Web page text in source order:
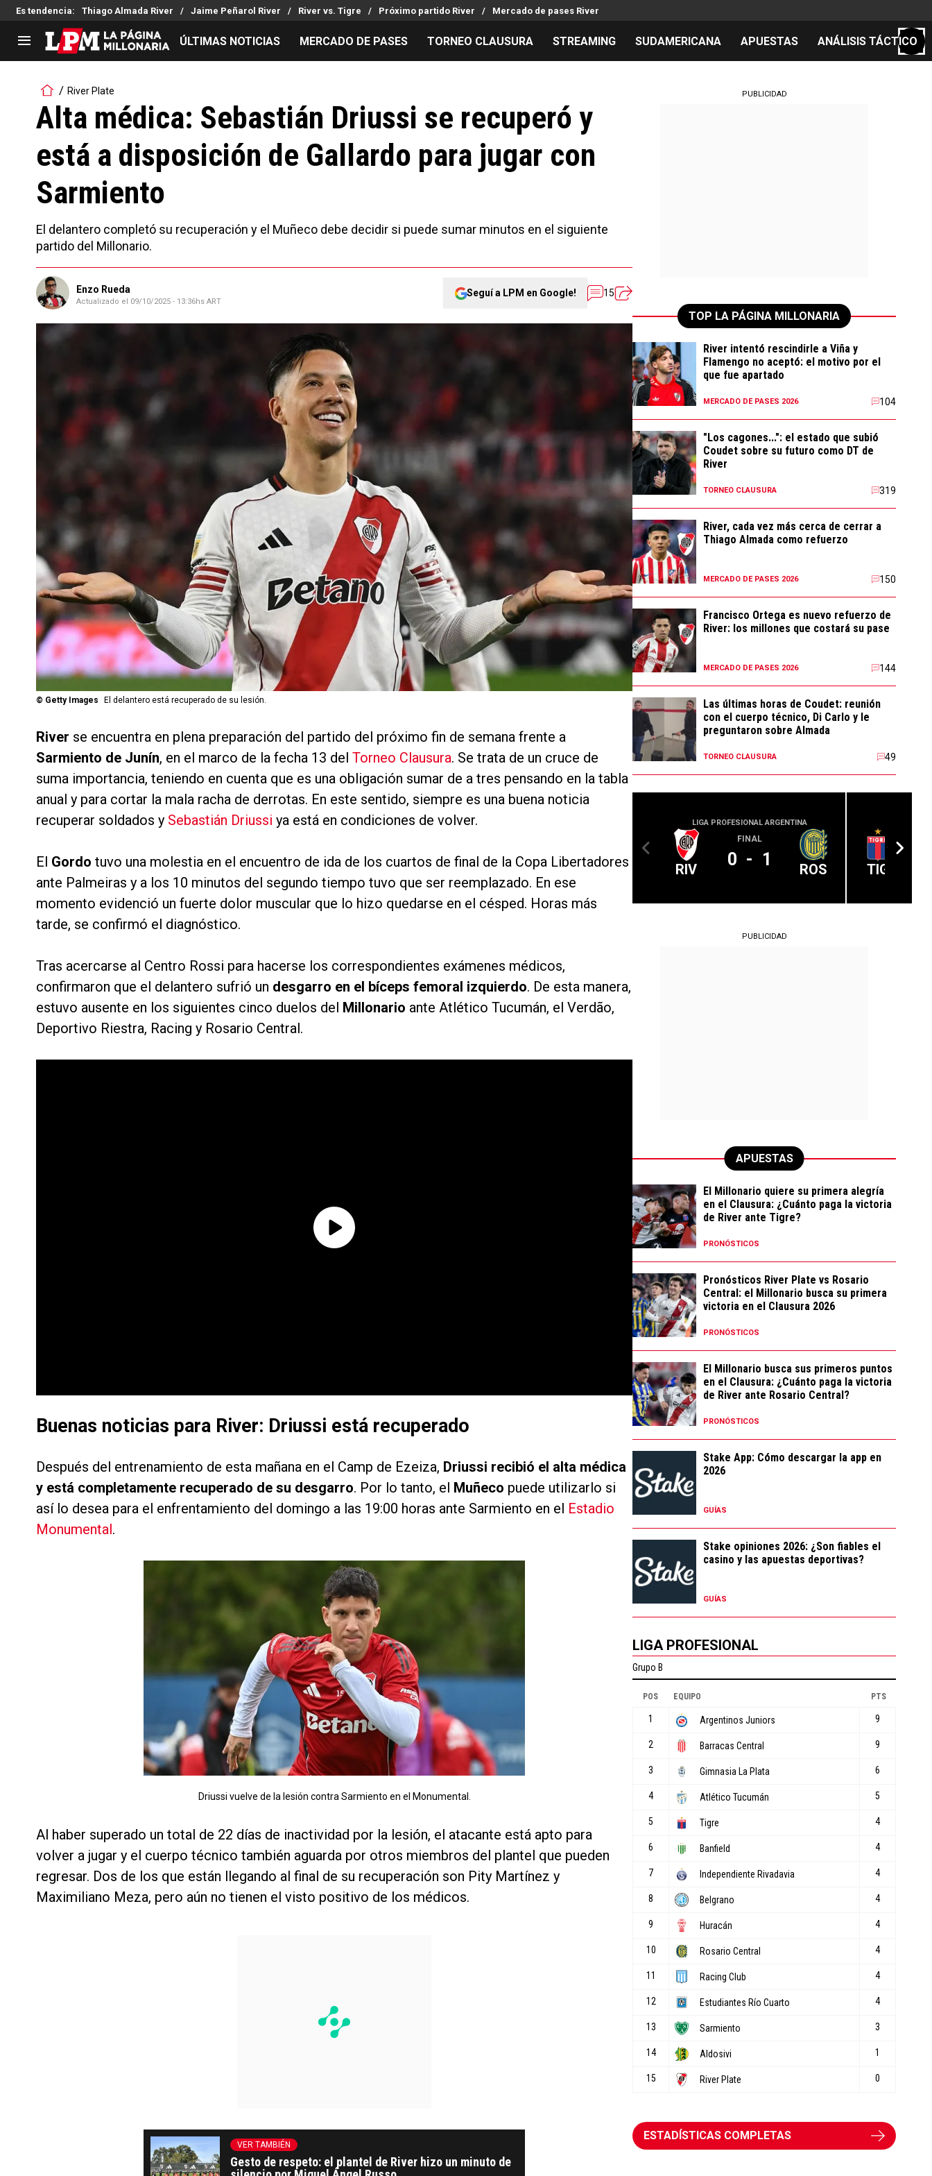
Es tendencia: Thiago Almada River Jaime Peñarol River River vs. Tigre Próximo partido River Mercado de pases River
LIGA PROFESIONAL
Noticias
Tabla de posiciones
Fixture
Reserva
Copa Sudamericana
Copa Argentina
Selección Argentina
Mercado de Pases
Análisis tácticos
Juanfer Quintero
Chacho Coudet
Entradas
Los goles de River
Guías
Pronósticos
ÚLTIMAS NOTICIAS MERCADO DE PASES TORNEO CLAUSURA STREAMING SUDAMERICANA APUESTAS ANÁLISIS TÁCTICO
River Plate
Alta médica: Sebastián Driussi se recuperó y
está a disposición de Gallardo para jugar con
Sarmiento
El delantero completó su recuperación y el Muñeco debe decidir si puede sumar minutos en el siguiente
partido del Millonario.
Enzo Rueda
Actualizado el 09/10/2025 - 13:36hs ART
Seguí a LPM en Google! 15
© Getty Images El delantero está recuperado de su lesión.
River se encuentra en plena preparación del partido del próximo fin de semana frente a
Sarmiento de Junín, en el marco de la fecha 13 del Torneo Clausura. Se trata de un cruce de
suma importancia, teniendo en cuenta que es una obligación sumar de a tres pensando en la tabla
anual y para cortar la mala racha de derrotas. En este sentido, siempre es una buena noticia
recuperar soldados y Sebastián Driussi ya está en condiciones de volver.
El Gordo tuvo una molestia en el encuentro de ida de los cuartos de final de la Copa Libertadores
ante Palmeiras y a los 10 minutos del segundo tiempo tuvo que ser reemplazado. En ese
momento evidenció un fuerte dolor muscular que lo hizo quedarse en el césped. Horas más
tarde, se confirmó el diagnóstico.
Tras acercarse al Centro Rossi para hacerse los correspondientes exámenes médicos,
confirmaron que el delantero sufrió un desgarro en el bíceps femoral izquierdo. De esta manera,
estuvo ausente en los siguientes cinco duelos del Millonario ante Atlético Tucumán, el Verdão,
Deportivo Riestra, Racing y Rosario Central.
Buenas noticias para River: Driussi está recuperado
Después del entrenamiento de esta mañana en el Camp de Ezeiza, Driussi recibió el alta médica
y está completamente recuperado de su desgarro. Por lo tanto, el Muñeco puede utilizarlo si
así lo desea para el enfrentamiento del domingo a las 19:00 horas ante Sarmiento en el Estadio
Monumental.
Driussi vuelve de la lesión contra Sarmiento en el Monumental.
Al haber superado un total de 22 días de inactividad por la lesión, el atacante está apto para
volver a jugar y el cuerpo técnico también aguarda por otros miembros del plantel que pueden
regresar. Dos de los que están llegando al final de su recuperación son Pity Martínez y
Maximiliano Meza, pero aún no tienen el visto positivo de los médicos.
VER TAMBIÉN
Gesto de respeto: el plantel de River hizo un minuto de
PUBLICIDAD
TOP LA PÁGINA MILLONARIA
River intentó rescindirle a Viña y
Flamengo no aceptó: el motivo por el
que fue apartado
MERCADO DE PASES 2026 104
"Los cagones...": el estado que subió
Coudet sobre su futuro como DT de
River
TORNEO CLAUSURA 319
River, cada vez más cerca de cerrar a
Thiago Almada como refuerzo
MERCADO DE PASES 2026 150
Francisco Ortega es nuevo refuerzo de
River: los millones que costará su pase
MERCADO DE PASES 2026 144
Las últimas horas de Coudet: reunión
con el cuerpo técnico, Di Carlo y le
preguntaron sobre Almada
TORNEO CLAUSURA 49
LIGA PROFESIONAL ARGENTINA
RIV
FINAL
0 - 1 ROS TIG
PUBLICIDAD
APUESTAS
El Millonario quiere su primera alegría
en el Clausura: ¿Cuánto paga la victoria
de River ante Tigre?
PRONÓSTICOS
Pronósticos River Plate vs Rosario
Central: el Millonario busca su primera
victoria en el Clausura 2026
PRONÓSTICOS
El Millonario busca sus primeros puntos
en el Clausura: ¿Cuánto paga la victoria
de River ante Rosario Central?
PRONÓSTICOS
Stake App: Cómo descargar la app en
2026
GUÍAS
Stake opiniones 2026: ¿Son fiables el
casino y las apuestas deportivas?
GUÍAS
LIGA PROFESIONAL
ESTADÍSTICAS COMPLETAS